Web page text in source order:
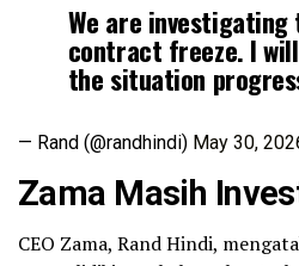
We are investigating
contract freeze. I
the situation
— Rand (@randhindi) May 30,
Zama Masih
CEO Zama, Rand Hindi,